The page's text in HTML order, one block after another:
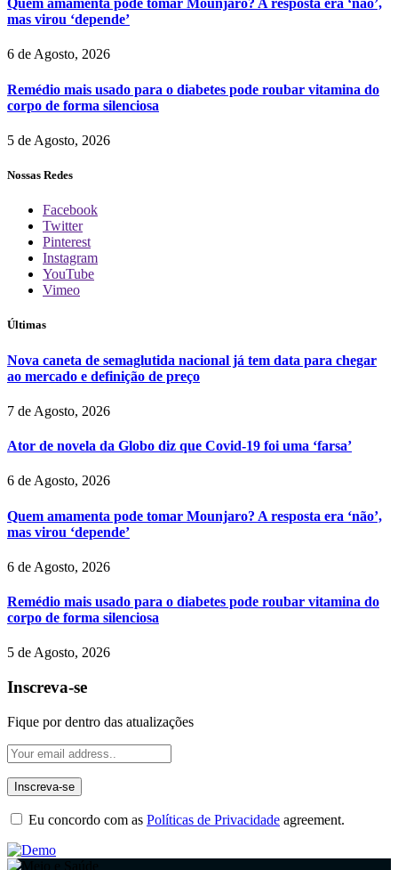
Quem amamenta pode tomar Mounjaro? A resposta era ‘não’,
mas virou ‘depende’
6 de Agosto, 2026
Remédio mais usado para o diabetes pode roubar vitamina do
corpo de forma silenciosa
5 de Agosto, 2026
Nossas Redes
Facebook
Twitter
Pinterest
Instagram
YouTube
Vimeo
Últimas
Nova caneta de semaglutida nacional já tem data para chegar
ao mercado e definição de preço
7 de Agosto, 2026
Ator de novela da Globo diz que Covid-19 foi uma ‘farsa’
6 de Agosto, 2026
Quem amamenta pode tomar Mounjaro? A resposta era ‘não’,
mas virou ‘depende’
6 de Agosto, 2026
Remédio mais usado para o diabetes pode roubar vitamina do
corpo de forma silenciosa
5 de Agosto, 2026
Inscreva-se
Fique por dentro das atualizações
Eu concordo com as Políticas de Privacidade agreement.